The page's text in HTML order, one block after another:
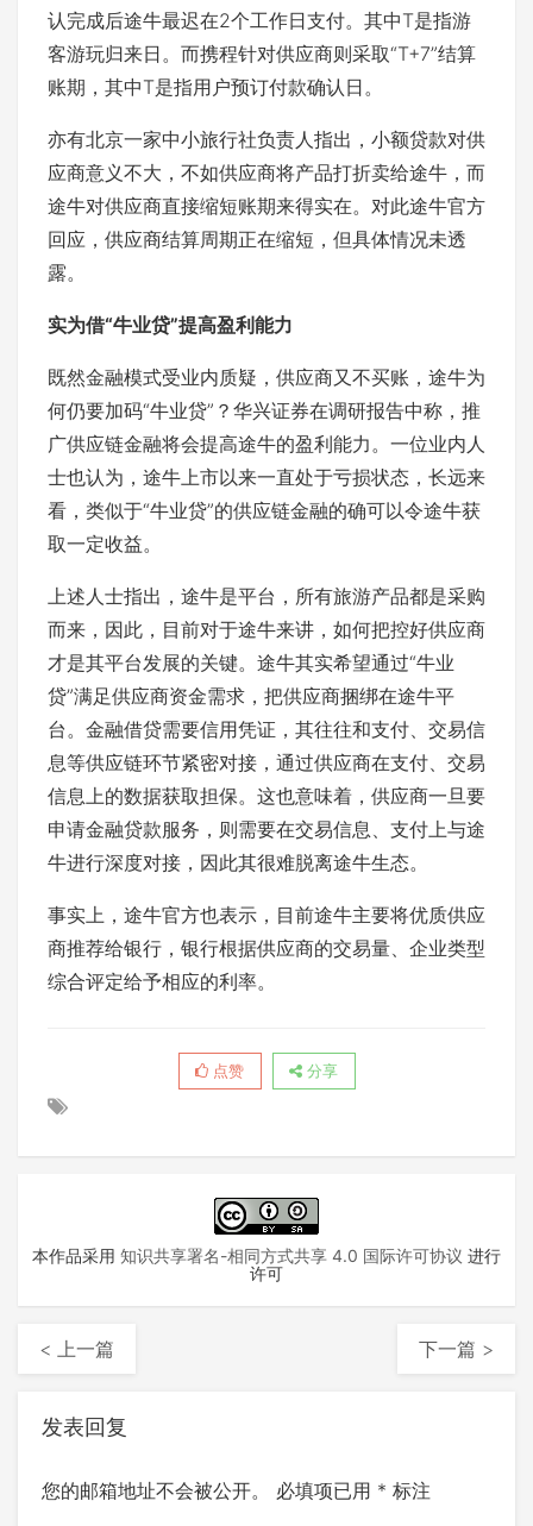
认完成后途牛最迟在2个工作日支付。其中T是指游
客游玩归来日。而携程针对供应商则采取“T+7”结算
账期，其中T是指用户预订付款确认日。
亦有北京一家中小旅行社负责人指出，小额贷款对供
应商意义不大，不如供应商将产品打折卖给途牛，而
途牛对供应商直接缩短账期来得实在。对此途牛官方
回应，供应商结算周期正在缩短，但具体情况未透
露。
实为借“牛业贷”提高盈利能力
既然金融模式受业内质疑，供应商又不买账，途牛为
何仍要加码“牛业贷”？华兴证券在调研报告中称，推
广供应链金融将会提高途牛的盈利能力。一位业内人
士也认为，途牛上市以来一直处于亏损状态，长远来
看，类似于“牛业贷”的供应链金融的确可以令途牛获
取一定收益。
上述人士指出，途牛是平台，所有旅游产品都是采购
而来，因此，目前对于途牛来讲，如何把控好供应商
才是其平台发展的关键。途牛其实希望通过“牛业
贷”满足供应商资金需求，把供应商捆绑在途牛平
台。金融借贷需要信用凭证，其往往和支付、交易信
息等供应链环节紧密对接，通过供应商在支付、交易
信息上的数据获取担保。这也意味着，供应商一旦要
申请金融贷款服务，则需要在交易信息、支付上与途
牛进行深度对接，因此其很难脱离途牛生态。
事实上，途牛官方也表示，目前途牛主要将优质供应
商推荐给银行，银行根据供应商的交易量、企业类型
综合评定给予相应的利率。
点赞 分享
本作品采用 知识共享署名-相同方式共享 4.0 国际许可协议 进行
许可
< 上一篇 下一篇 >
发表回复
您的邮箱地址不会被公开。 必填项已用 * 标注